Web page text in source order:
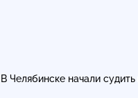
В Челябинске начали